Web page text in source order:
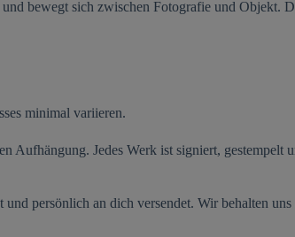
bewegt sich zwischen Fotografie und Objekt.
minimal variieren.
Aufhängung. Jedes Werk ist signiert, gestempelt
persönlich an dich versendet. Wir behalten